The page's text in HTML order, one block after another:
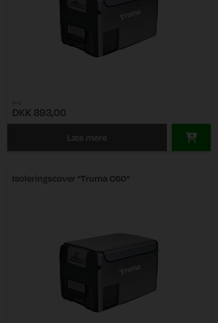
DKK 893,00
Læs mere
Isoleringscover "Truma C60"